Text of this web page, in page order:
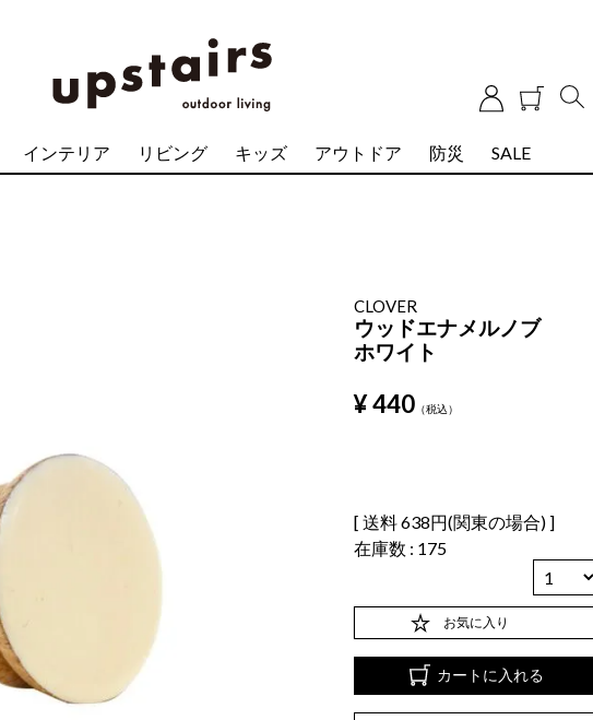
インテリア リビング キッズ アウトドア 防災 SALE
CLOVER
ウッドエナメルノブ
ホワイト
¥440 税込
送料638円(関東の場合)
在庫数
175
お気に入り
カートに入れる